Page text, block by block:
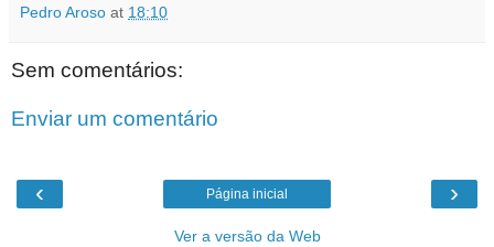
Pedro Aroso at 18:10
Sem comentários:
Enviar um comentário
‹ ›
Página inicial
Ver a versão da Web